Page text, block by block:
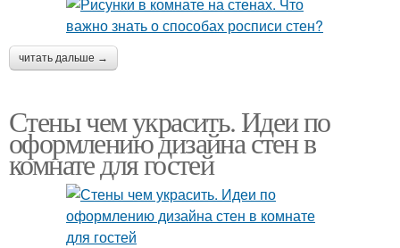
читать дальше →
Стены чем украсить. Идеи по
оформлению дизайна стен в
комнате для гостей